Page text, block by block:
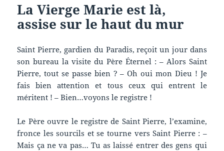
La Vierge Marie est là,
assise sur le haut du mur
Saint Pierre, gardien du Paradis, reçoit un jour dans
son bureau la visite du Père Éternel : – Alors Saint
Pierre, tout se passe bien ? – Oh oui mon Dieu ! Je
fais bien attention et tous ceux qui entrent le
méritent ! – Bien…voyons le registre !
Le Père ouvre le registre de Saint Pierre, l’examine,
fronce les sourcils et se tourne vers Saint Pierre : –
Mais ça ne va pas… Tu as laissé entrer des gens qui